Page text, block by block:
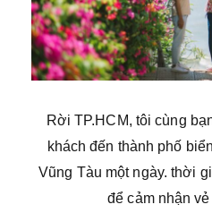
Rời TP.HCM, tôi cùng
khách đến thành phố
Vũng Tàu một ngày. thời
để cảm nhận